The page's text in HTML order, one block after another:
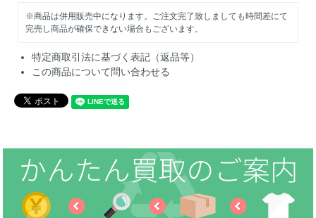
※商品は併用販売中になります。ご注文完了致しましても時間差にて
完売し商品が確保できない場合もございます。
特定商取引法に基づく表記（返品等）
この商品について問い合わせる